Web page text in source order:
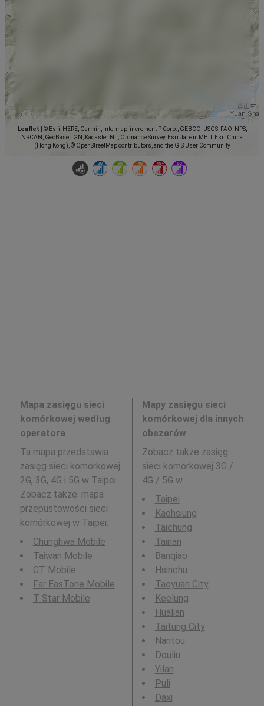
Leaflet
© Esri, HERE, Garmin, Intermap, increment P Corp., GEBCO, USGS, FAO, NPS,
NRCAN, GeoBase, IGN, Kadaster NL, Ordnance Survey, Esri Japan, METI, Esri China
(Hong Kong), © OpenStreetMap contributors, and the GIS User Community
Mapa zasięgu sieci
komórkowej według
operatora
Ta mapa przedstawia
zasięg sieci komórkowej
2G, 3G, 4G i 5G w Taipei.
Zobacz także: mapa
przepustowości sieci
komórkowej w Taipei.
Chunghwa Mobile
Taiwan Mobile
GT Mobile
Far EasTone Mobile
T Star Mobile
Mapy zasięgu sieci
komórkowej dla innych
obszarów
Zobacz także zasięg
sieci komórkowej 3G /
4G / 5G w :
Taipei
Kaohsiung
Taichung
Tainan
Banqiao
Hsinchu
Taoyuan City
Keelung
Hualian
Taitung City
Nantou
Douliu
Yilan
Puli
Daxi